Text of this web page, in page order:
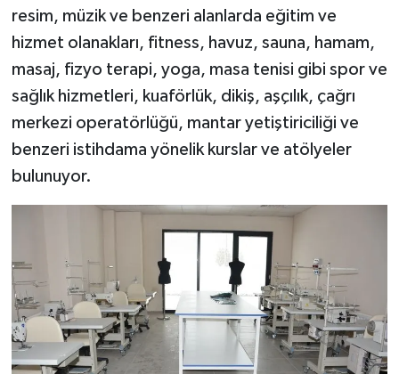
resim, müzik ve benzeri alanlarda eğitim ve
hizmet olanakları, fitness, havuz, sauna, hamam,
masaj, fizyo terapi, yoga, masa tenisi gibi spor ve
sağlık hizmetleri, kuaförlük, dikiş, aşçılık, çağrı
merkezi operatörlüğü, mantar yetiştiriciliği ve
benzeri istihdama yönelik kurslar ve atölyeler
bulunuyor.